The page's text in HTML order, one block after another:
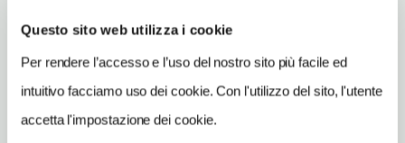
Questo sito web utilizza i cookie
Per rendere l’accesso e l’uso del nostro sito più facile ed
intuitivo facciamo uso dei cookie. Con l'utilizzo del sito, l'utente
accetta l'impostazione dei cookie.
tony.discianni@alice.it
TELEFONO
0984508883